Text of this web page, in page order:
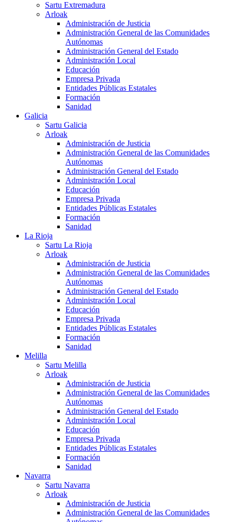
Sartu Extremadura
Arloak
Administración de Justicia
Administración General de las Comunidades
Autónomas
Administración General del Estado
Administración Local
Educación
Empresa Privada
Entidades Públicas Estatales
Formación
Sanidad
Galicia
Sartu Galicia
Arloak
Administración de Justicia
Administración General de las Comunidades
Autónomas
Administración General del Estado
Administración Local
Educación
Empresa Privada
Entidades Públicas Estatales
Formación
Sanidad
La Rioja
Sartu La Rioja
Arloak
Administración de Justicia
Administración General de las Comunidades
Autónomas
Administración General del Estado
Administración Local
Educación
Empresa Privada
Entidades Públicas Estatales
Formación
Sanidad
Melilla
Sartu Melilla
Arloak
Administración de Justicia
Administración General de las Comunidades
Autónomas
Administración General del Estado
Administración Local
Educación
Empresa Privada
Entidades Públicas Estatales
Formación
Sanidad
Navarra
Sartu Navarra
Arloak
Administración de Justicia
Administración General de las Comunidades